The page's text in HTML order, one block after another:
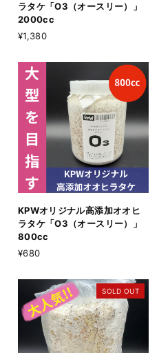
ラタケ「O3（オースリー）」
2000cc
¥1,380
KPWオリジナル高添加オオヒ
ラタケ「O3（オースリー）」
800cc
¥680
SOLD OUT